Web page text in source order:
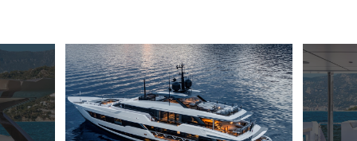
9 2